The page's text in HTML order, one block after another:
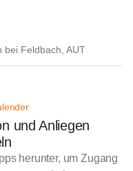
bei Feldbach, AUT
und Anliegen
herunter, um Zugang